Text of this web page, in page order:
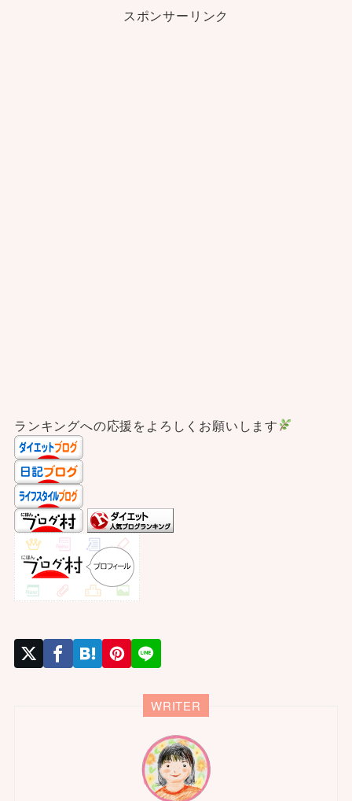
スポンサーリンク
ランキングへの応援をよろしくお願いします
WRITER